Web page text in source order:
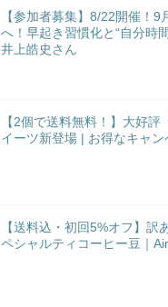
【参加者募集】8/22開催！9
へ！早起き習慣化と“自分時
井上皓史さん
【2個で送料無料！】大好評
イーツ新登場 | お得なキャン
【送料込・初回5%オフ】訳
ペシャルティコーヒー豆｜